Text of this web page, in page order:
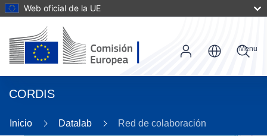
Web oficial de la UE
CORDIS
Menu
Inicio Datalab Red de colaboración